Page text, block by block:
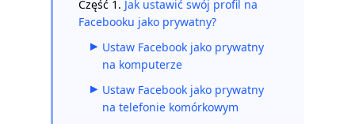
Część 1. Jak ustawić swój profil na
Facebooku jako prywatny?
Ustaw Facebook jako prywatny
na komputerze
Ustaw Facebook jako prywatny
na telefonie komórkowym